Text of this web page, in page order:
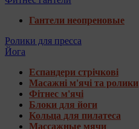
Гантели неопреновые
Ролики для пресса
Йога
Еспандери стрічкові
Масажні м'ячі та ролики
Фітнес м'ячі
Блоки для йоги
Кольца для пилатеса
Массажные мячи